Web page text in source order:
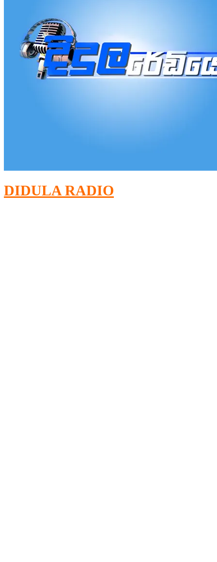
DIDULA RADIO